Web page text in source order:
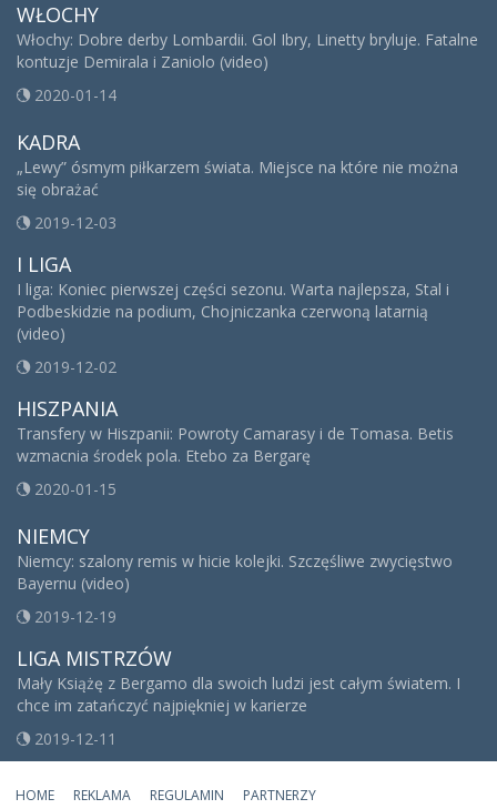
WŁOCHY
Włochy: Dobre derby Lombardii. Gol Ibry, Linetty bryluje. Fatalne
kontuzje Demirala i Zaniolo (video)
2020-01-14
KADRA
„Lewy” ósmym piłkarzem świata. Miejsce na które nie można
się obrażać
2019-12-03
I LIGA
I liga: Koniec pierwszej części sezonu. Warta najlepsza, Stal i
Podbeskidzie na podium, Chojniczanka czerwoną latarnią
(video)
2019-12-02
HISZPANIA
Transfery w Hiszpanii: Powroty Camarasy i de Tomasa. Betis
wzmacnia środek pola. Etebo za Bergarę
2020-01-15
NIEMCY
Niemcy: szalony remis w hicie kolejki. Szczęśliwe zwycięstwo
Bayernu (video)
2019-12-19
LIGA MISTRZÓW
Mały Książę z Bergamo dla swoich ludzi jest całym światem. I
chce im zatańczyć najpiękniej w karierze
2019-12-11
HOME REKLAMA REGULAMIN PARTNERZY